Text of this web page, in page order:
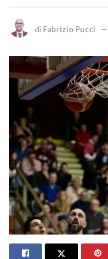
di Fabrizio Pucci